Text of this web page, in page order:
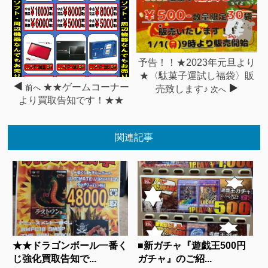
前へ ★★ゲームコーナー
より買取告知です！★★
予告！！★2023年元旦より
★〈駄菓子運試し福袋〉販
売致します♪ 次へ
関連記事
★★ドラゴンボール一番く
じ強化買取告知で...
■新ガチャ『遊戯王500円
ガチャ』のご紹...